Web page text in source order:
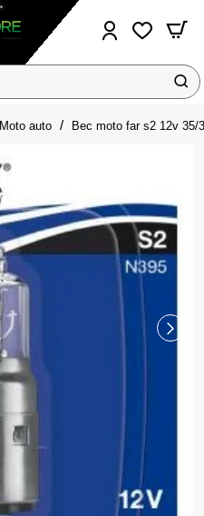
auto Bec moto far s2 12v 35/